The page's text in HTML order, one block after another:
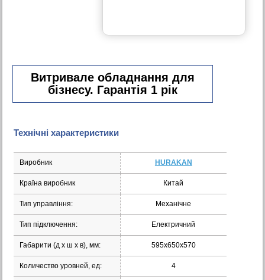
Витривале обладнання для
бізнесу. Гарантія 1 рік
Технічні характеристики
Виробник HURAKAN
Країна виробник Китай
Тип управління: Механічне
Тип підключення: Електричний
Габарити (д х ш х в), мм: 595x650x570
Количество уровней, ед: 4